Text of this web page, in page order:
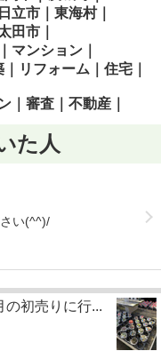
立市｜東海村｜
田市｜
マンション｜
リフォーム｜住宅｜
｜審査｜不動産｜
た人
い(^^)/
の初売りに行...